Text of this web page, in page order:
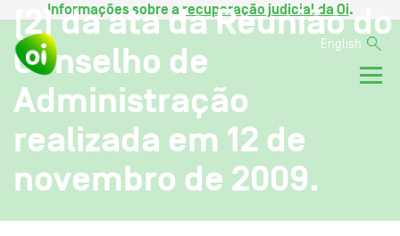
Informações sobre a recuperação judicial da Oi.
English
(2) da ata da Reunião do
Conselho de
Administração
realizada em 12 de
novembro de 2009.